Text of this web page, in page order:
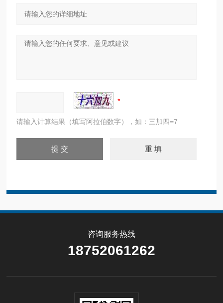
请输入计算结果（填写阿拉伯数字），如：三加四=7
咨询服务热线
18752061262